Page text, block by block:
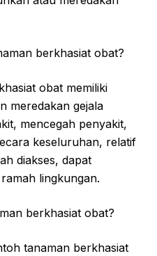
berkhasiat obat?
obat memiliki
meredakan gejala
mencegah penyakit,
keseluruhan, relatif
diakses, dapat
lingkungan.
berkhasiat obat?
tanaman berkhasiat